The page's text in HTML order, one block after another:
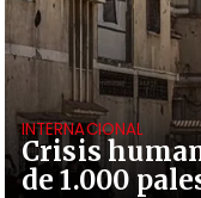
Crisis
de 1.000
INTERNACIONAL